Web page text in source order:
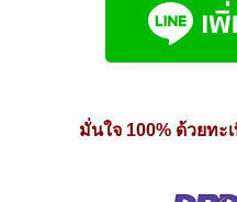
มั่นใจ 100% ด้วยท